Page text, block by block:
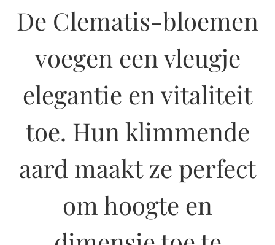
De Clematis-bloemen
voegen een vleugje
elegantie en vitaliteit
toe. Hun klimmende
aard maakt ze perfect
om hoogte en